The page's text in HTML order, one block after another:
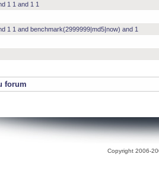
1 1 and 1 1
1 1 and benchmark(2999999|md5|now) and 1
forum
Copyright 2006-